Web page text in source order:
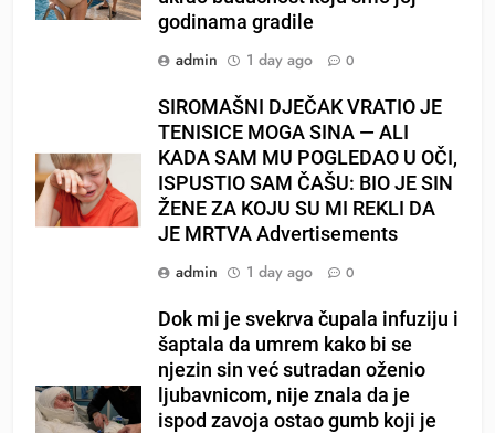
godinama gradile
admin
1 day ago 0
SIROMAŠNI DJEČAK VRATIO JE
TENISICE MOGA SINA — ALI
KADA SAM MU POGLEDAO U OČI,
ISPUSTIO SAM ČAŠU: BIO JE SIN
ŽENE ZA KOJU SU MI REKLI DA
JE MRTVA Advertisements
admin
1 day ago 0
Dok mi je svekrva čupala infuziju i
šaptala da umrem kako bi se
njezin sin već sutradan oženio
ljubavnicom, nije znala da je
ispod zavoja ostao gumb koji je